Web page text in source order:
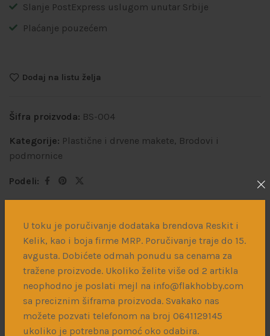
U toku je poručivanje dodataka brendova Reskit i
Kelik, kao i boja firme MRP. Poručivanje traje do 15.
avgusta. Dobićete odmah ponudu sa cenama za
tražene proizvode. Ukoliko želite više od 2 artikla
neophodno je poslati mejl na info@flakhobby.com
sa preciznim šiframa proizvoda. Svakako nas
možete pozvati telefonom na broj 0641129145
ukoliko je potrebna pomoć oko odabira.
Slanje PostExpress uslugom unutar Srbije
Plaćanje pouzećem
Dodaj na listu želja
Šifra proizvoda: BS-004
Kategorije: Plastične i drvene makete, Brodovi i
podmornice
Podeli:
Dodatne informacije Dostava
BRAND Border Model
PERIOD Drugi svetski rat